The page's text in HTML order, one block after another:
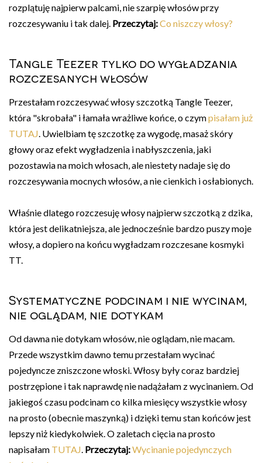
rozplątuję najpierw palcami, nie szarpię włosów przy
rozczesywaniu i tak dalej. Przeczytaj:Co niszczy włosy?
Tangle Teezer tylko do wygładzania
rozczesanych włosów
Przestałam rozczesywać włosy szczotką Tangle Teezer,
która "skrobała" i łamała wrażliwe końce, o czympisałam już
TUTAJ . Uwielbiam tę szczotkę za wygodę, masaż skóry
głowy oraz efekt wygładzenia i nabłyszczenia, jaki
pozostawia na moich włosach, ale niestety nadaje się do
rozczesywania mocnych włosów, a nie cienkich i osłabionych.
Właśnie dlatego rozczesuję włosy najpierw szczotką z dzika,
która jest delikatniejsza, ale jednocześnie bardzo puszy moje
włosy, a dopiero na końcu wygładzam rozczesane kosmyki
TT.
Systematyczne podcinam i nie wycinam,
nie oglądam, nie dotykam
Od dawna nie dotykam włosów, nie oglądam, nie macam.
Przede wszystkim dawno temu przestałam wycinać
pojedyncze zniszczone włoski. Włosy były coraz bardziej
postrzępione i tak naprawdę nie nadążałam z wycinaniem. Od
jakiegoś czasu podcinam co kilka miesięcy wszystkie włosy
na prosto (obecnie maszynką) i dzięki temu stan końców jest
lepszy niż kiedykolwiek. O zaletach cięcia na prosto
napisałam TUTAJ Przeczytaj:Wycinanie pojedynczych